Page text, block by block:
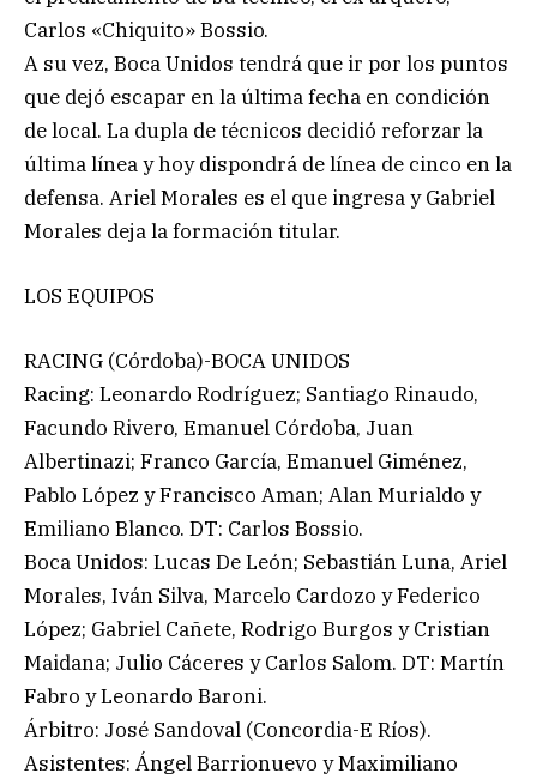
Carlos «Chiquito» Bossio.
A su vez, Boca Unidos tendrá que ir por los puntos
que dejó escapar en la última fecha en condición
de local. La dupla de técnicos decidió reforzar la
última línea y hoy dispondrá de línea de cinco en la
defensa. Ariel Morales es el que ingresa y Gabriel
Morales deja la formación titular.
LOS EQUIPOS
RACING (Córdoba)-BOCA UNIDOS
Racing: Leonardo Rodríguez; Santiago Rinaudo,
Facundo Rivero, Emanuel Córdoba, Juan
Albertinazi; Franco García, Emanuel Giménez,
Pablo López y Francisco Aman; Alan Murialdo y
Emiliano Blanco. DT: Carlos Bossio.
Boca Unidos: Lucas De León; Sebastián Luna, Ariel
Morales, Iván Silva, Marcelo Cardozo y Federico
López; Gabriel Cañete, Rodrigo Burgos y Cristian
Maidana; Julio Cáceres y Carlos Salom. DT: Martín
Fabro y Leonardo Baroni.
Árbitro: José Sandoval (Concordia-E Ríos).
Asistentes: Ángel Barrionuevo y Maximiliano